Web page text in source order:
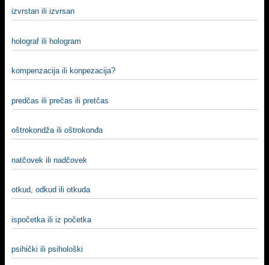
izvrstan ili izvrsan
holograf ili hologram
kompenzacija ili konpezacija?
predčas ili prečas ili pretčas
oštrokondža ili oštrokonđa
natčovek ili nadčovek
otkud, odkud ili otkuda
ispočetka ili iz početka
psihički ili psihološki